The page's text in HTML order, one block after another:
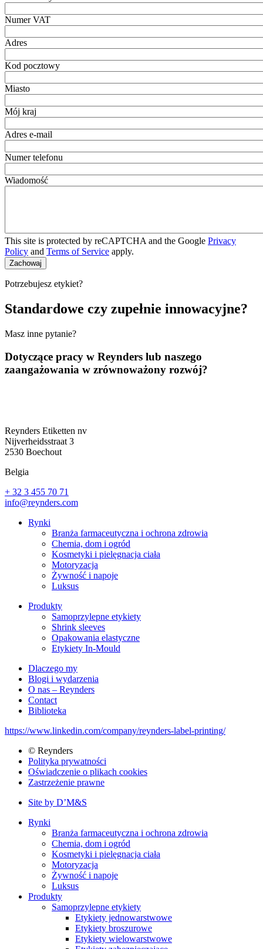
Numer VAT
Adres
Kod pocztowy
Miasto
Mój kraj
Adres e-mail
Numer telefonu
Wiadomość
This site is protected by reCAPTCHA and the Google Privacy
Policy and Terms of Service apply.
Potrzebujesz etykiet?
Standardowe czy zupełnie innowacyjne?
Masz inne pytanie?
Dotyczące pracy w Reynders lub naszego
zaangażowania w zrównoważony rozwój?
Reynders Etiketten nv
Nijverheidsstraat 3
2530 Boechout
Belgia
+ 32 3 455 70 71
info@reynders.com
Markets
Rynki
Branża farmaceutyczna i ochrona zdrowia
Chemia, dom i ogród
Kosmetyki i pielęgnacja ciała
Motoryzacja
Żywność i napoje
Luksus
Producten
Produkty
Samoprzylepne etykiety
Shrink sleeves
Opakowania elastyczne
Etykiety In-Mould
Footer
menu
Dlaczego my
Blogi i wydarzenia
O nas – Reynders
Contact
Biblioteka
https://www.linkedin.com/company/reynders-label-printing/
Bottom
menu
© Reynders
Polityka prywatności
Oświadczenie o plikach cookies
Zastrzeżenie prawne
DMS
Site by D’M&S
navigation
Rynki
Branża farmaceutyczna i ochrona zdrowia
Chemia, dom i ogród
Kosmetyki i pielęgnacja ciała
Motoryzacja
Żywność i napoje
Luksus
Produkty
Samoprzylepne etykiety
Etykiety jednowarstwowe
Etykiety broszurowe
Etykiety wielowarstwowe